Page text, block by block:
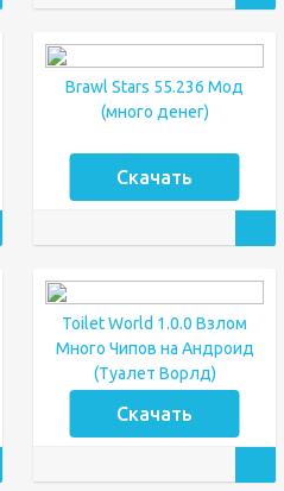
Brawl Stars 55.236 Мод
(много денег)
Скачать
Toilet World 1.0.0 Взлом
Много Чипов на Андроид
(Туалет Ворлд)
Скачать